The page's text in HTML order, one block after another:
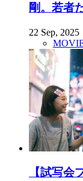
剛。若者
22 Sep, 2025
【試写会